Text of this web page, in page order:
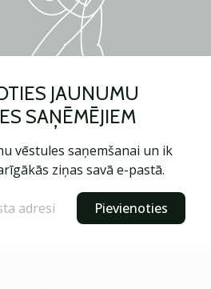
JAUNUMU
SAŅĒMĒJIEM
vēstules saņemšanai un ik
ziņas savā e-pastā.
Pievienoties